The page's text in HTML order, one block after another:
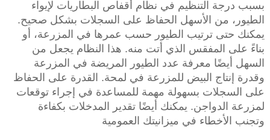
بسبب درجة التنظيم في نظام أقفاص البطاريات لإيواء
الطيور، من الأسهل الحفاظ على السجلات بشكل صحيح.
يمكنك حتى ترتيب الطيور حسب عمرها في المزرعة، أو
بناءً على المفقس الذي أتت منه. هذا النظام يجعل من
السهل أيضًا معرفة عدد الطيور المريضة في المزرعة
وقدرة إنتاج البيض للمزرعة في لمحة. القدرة على الحفاظ
على السجلات بسهولة مهمة للمساعدة في إجراء توقعات
لمزرعة الدواجن. يمكنك أيضًا تقدير المدخلات بكفاءة
وتجنب الأخطاء في ميزانيتك العمومية